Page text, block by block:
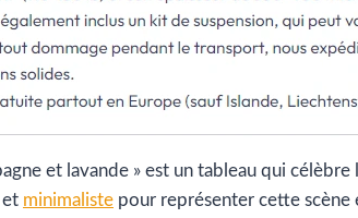
et lavande » est un tableau qui
et minimaliste pour représenter cette scène